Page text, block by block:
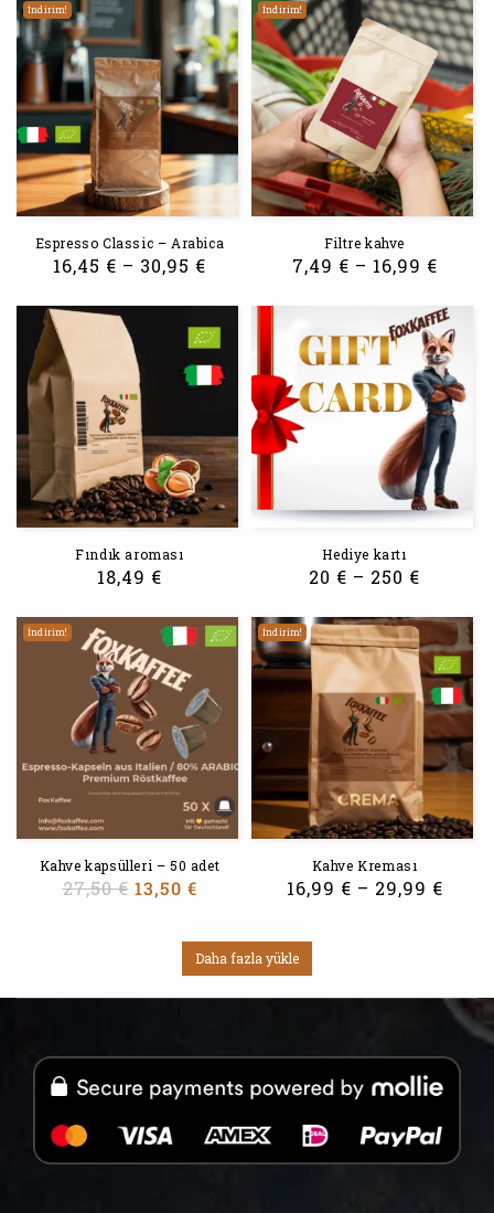
İndirim!
Espresso Classic – Arabica
16,45 € – 30,95 €
İndirim!
Filtre kahve
7,49 € – 16,99 €
Fındık aroması
18,49 €
Hediye kartı
20 € – 250 €
İndirim!
Kahve kapsülleri – 50 adet
27,50€ 13,50 €
İndirim!
Kahve Kreması
16,99 € – 29,99 €
Daha fazla yükle